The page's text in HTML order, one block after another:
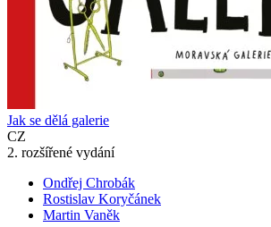
Jak se dělá galerie
CZ
2. rozšířené vydání
Ondřej Chrobák
Rostislav Koryčánek
Martin Vaněk